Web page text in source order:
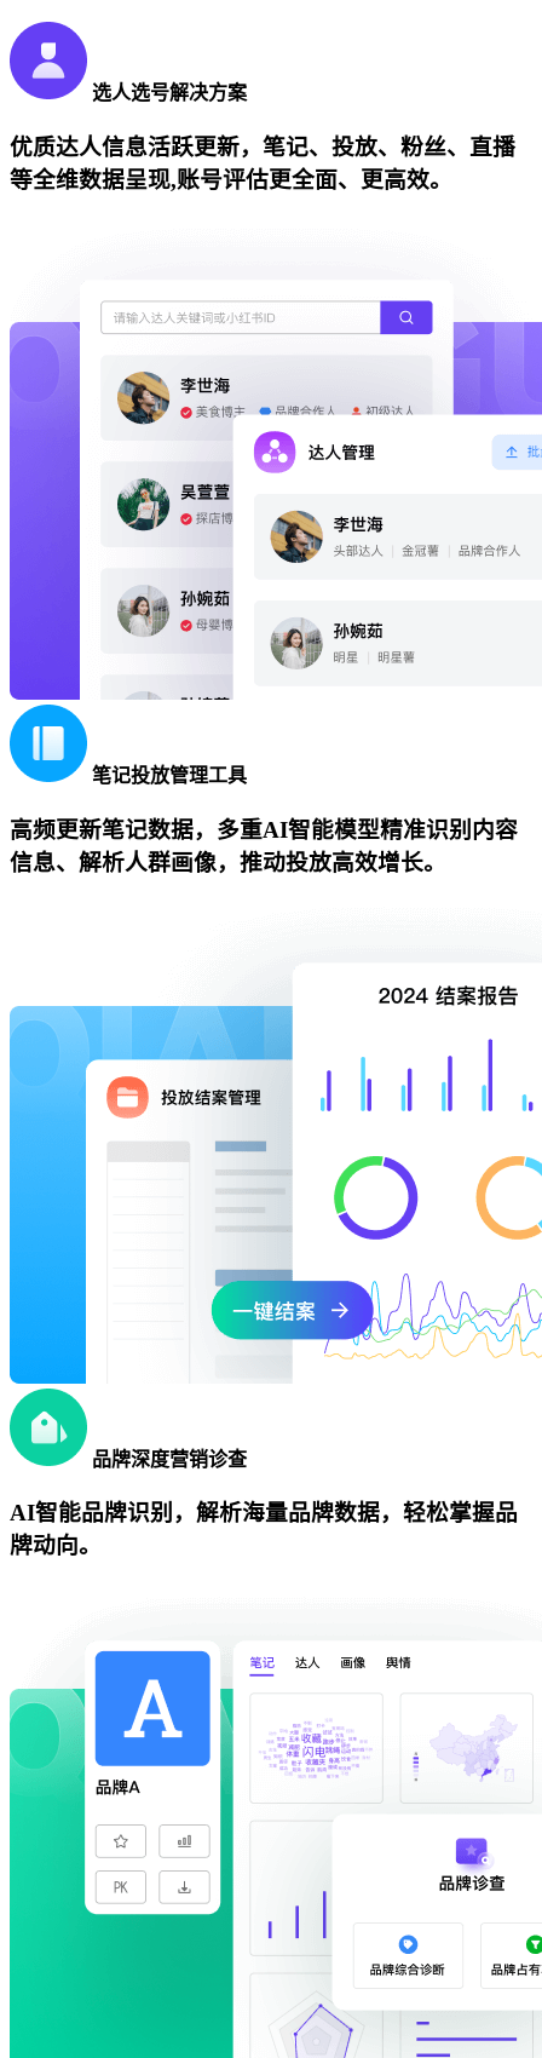
选人选号解决方案
优质达人信息活跃更新，笔记、投放、粉丝、直播
等全维数据呈现,账号评估更全面、更高效。
笔记投放管理工具
高频更新笔记数据，多重AI智能模型精准识别内容
信息、解析人群画像，推动投放高效增长。
品牌深度营销诊查
AI智能品牌识别，解析海量品牌数据，轻松掌握品
牌动向。